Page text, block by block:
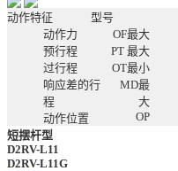
动作特征 型号
动作力
OF最大
预行程
PT 最大
过行程
OT最小
响应差的行
程
MD最
大
动作位置 OP
短摆杆型
D2RV-L11
D2RV-L11G